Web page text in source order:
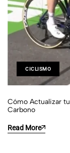
CICLISMO
Cómo Actualizar
Carbono
Read More